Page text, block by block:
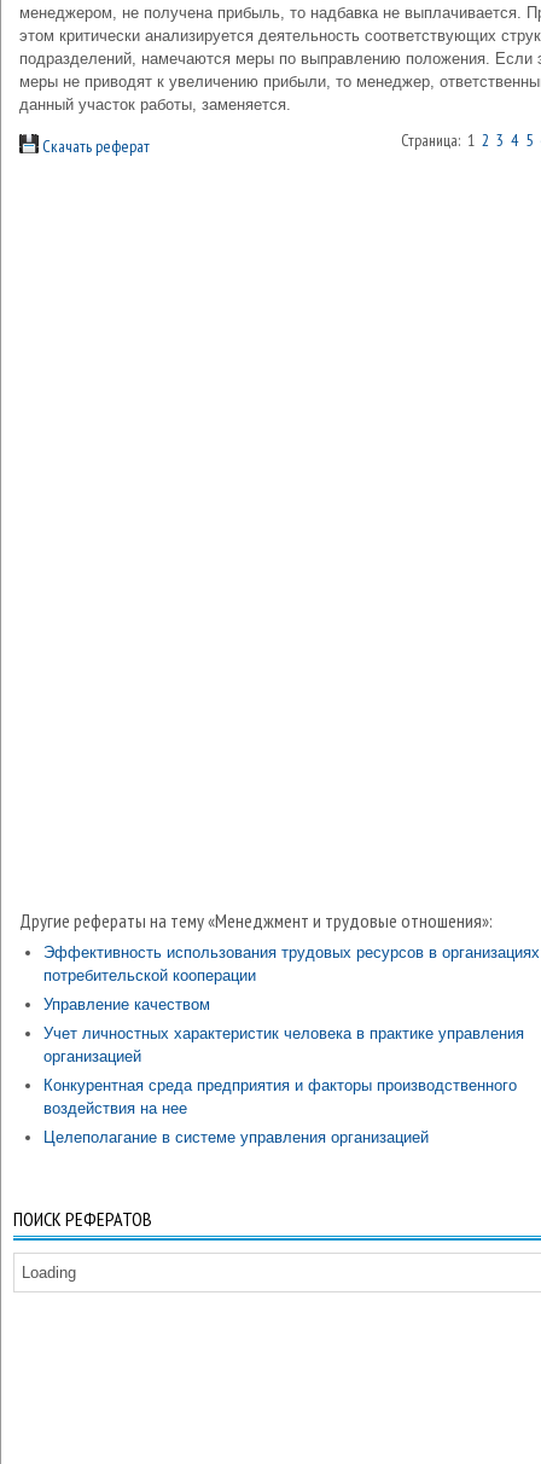
менеджером, не получена прибыль, то надбавка не выплачивается.
этом критически анализируется деятельность соответствующих
подразделений, намечаются меры по выправлению положения. Если
меры не приводят к увеличению прибыли, то менеджер,
данный участок работы, заменяется.
Скачать реферат Страница: 1 2 3 4 5
Другие рефераты на тему «Менеджмент и трудовые отношения»:
Эффективность использования трудовых ресурсов в организациях
потребительской кооперации
Управление качеством
Учет личностных характеристик человека в практике управления
организацией
Конкурентная среда предприятия и факторы производственного
воздействия на нее
Целеполагание в системе управления организацией
ПОИСК РЕФЕРАТОВ
Loading